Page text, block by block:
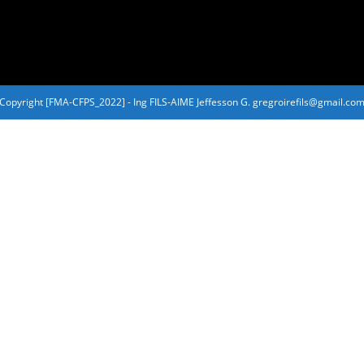
Copyright [FMA-CFPS_2022] - Ing FILS-AIME Jeffesson G. gregroirefils@gmail.com